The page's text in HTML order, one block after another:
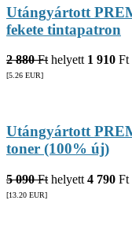
Utángyártott
fekete tintapatron
2 880 Ft helyett 1 910 Ft
[5.26 EUR]
Utángyártott
toner (100% új)
5 090 Ft helyett 4 790 Ft
[13.20 EUR]